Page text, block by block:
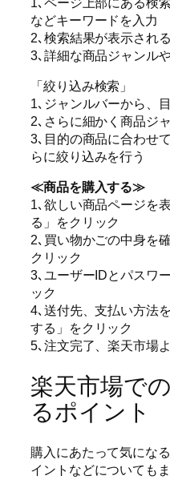
などキーワードを入力
2､検索結果が表示される
3､詳細な商品ジャンル
「絞り込み検索」
1､ジャンルバーから、
2､さらに細かく商品ジ
3､目的の商品に合わせ
らに絞り込みを行う
≪商品を購入する≫
1､欲しい商品ページを
る」をクリック
2､買い物かごの中身を
クリック
3､ユーザーIDとパスワ
ック
4､送付先、支払い方法
する」をクリック
5､注文完了、楽天市場
楽天市場で
るポイント
購入にあたって気にな
イントなどについても